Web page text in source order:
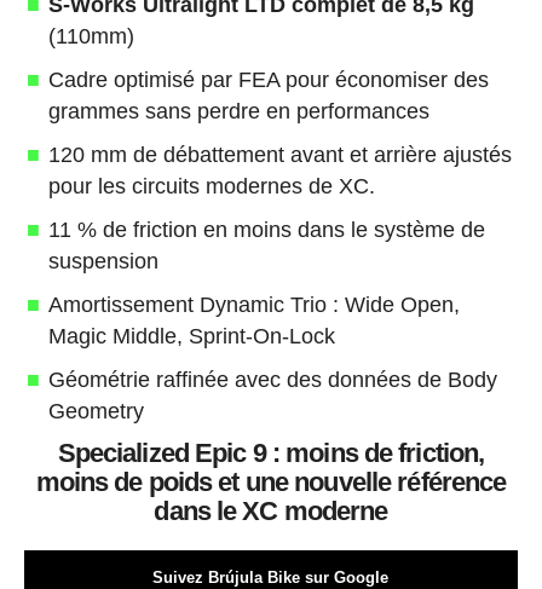
S-Works Ultralight LTD complet de 8,5 kg
(110mm)
Cadre optimisé par FEA pour économiser des
grammes sans perdre en performances
120 mm de débattement avant et arrière ajustés
pour les circuits modernes de XC.
11 % de friction en moins dans le système de
suspension
Amortissement Dynamic Trio : Wide Open,
Magic Middle, Sprint-On-Lock
Géométrie raffinée avec des données de Body
Geometry
Specialized Epic 9 : moins de friction,
moins de poids et une nouvelle référence
dans le XC moderne
Suivez Brújula Bike sur Google